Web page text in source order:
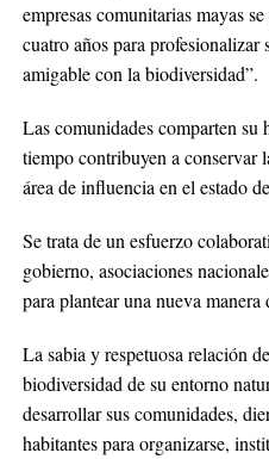
empresas comunitarias mayas
cuatro años para profesionalizar
amigable con la biodiversidad”.
Las comunidades comparten
tiempo contribuyen a conservar
área de influencia en el estado
Se trata de un esfuerzo
gobierno, asociaciones
para plantear una nueva
La sabia y respetuosa relación
biodiversidad de su entorno
desarrollar sus comunidades,
habitantes para organizarse,